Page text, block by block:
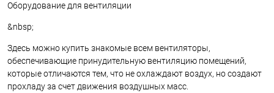
Оборудование для вентиляции
&nbsp;
Здесь можно купить знакомые всем вентиляторы,
обеспечивающие принудительную вентиляцию помещений,
которые отличаются тем, что не охлаждают воздух, но создают
прохладу за счет движения воздушных масс.